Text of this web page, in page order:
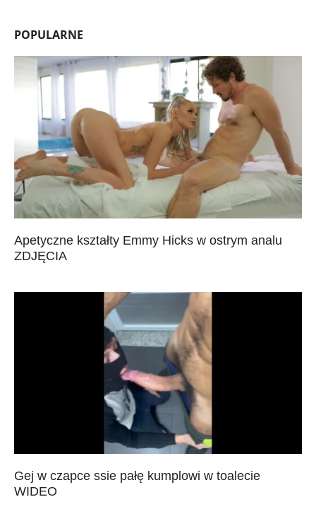
POPULARNE
Apetyczne kształty Emmy Hicks w ostrym analu
ZDJĘCIA
Gej w czapce ssie pałę kumplowi w toalecie
WIDEO